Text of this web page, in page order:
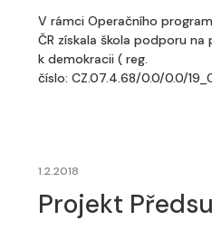
V rámci Operačního
ČR získala škola podporu
k demokracii ( reg.
číslo: CZ.07.4.68/0.0/0.0/
1.2.2018
Projekt